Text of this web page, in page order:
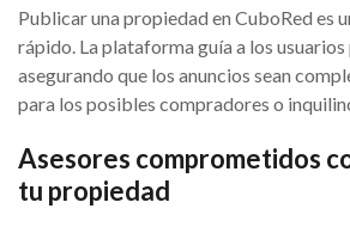
Publicar una propiedad en CuboRed es
rápido. La plataforma guía a los usuarios
asegurando que los anuncios sean
para los posibles compradores o
Asesores comprometidos
tu propiedad